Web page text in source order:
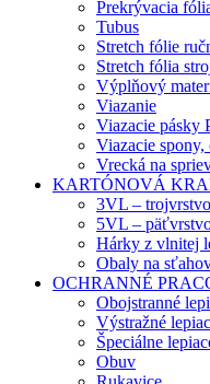
Prekrývacia
Tubus
Stretch fólie
Stretch fólia
Výplňový
Viazanie
Viazacie pásky
Viazacie
Vrecká na
KARTÓNOVÁ
3VL –
5VL –
Hárky z vlnitej
Obaly na
OCHRANNÉ
Obojstranné
Výstražné
Špeciálne
Obuv